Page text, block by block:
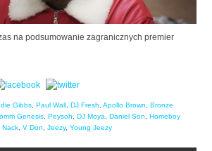
na podsumowanie zagranicznych premier
Gibbs, Paul Wall , DJ.Fresh, Apollo Brown, Bronze
Genesis, Peysoh, DJ Moya, Daniel Son, Homeboy
Nack, V Don, Jeezy, Young Jeezy